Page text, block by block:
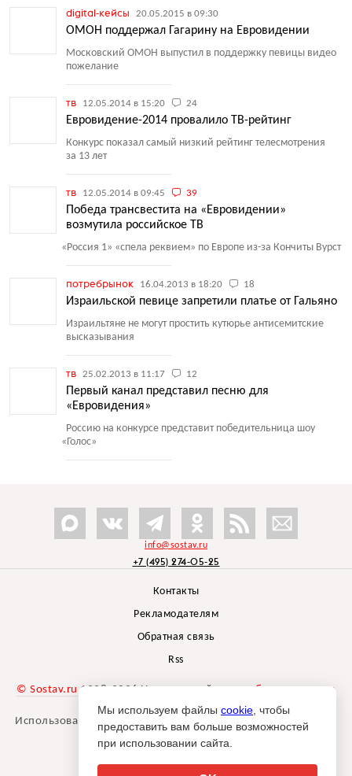
digital-кейсы 20.05.2015 в 09:30
ОМОН поддержал Гагарину на Евровидении
Московский ОМОН выпустил в поддержку певицы видео
пожелание
тв 12.05.2014 в 15:20 24
Евровидение-2014 провалило ТВ-рейтинг
Конкурс показал самый низкий рейтинг телесмотрения
за 13 лет
тв 12.05.2014 в 09:45 39
Победа трансвестита на «Евровидении»
возмутила российское ТВ
«Россия 1» «спела реквием» по Европе из-за Кончиты Вурст
потребрынок 16.04.2013 в 18:20 18
Израильской певице запретили платье от Гальяно
Израильтяне не могут простить кутюрье антисемитские
высказывания
тв 25.02.2013 в 11:17 12
Первый канал представил песню для
«Евровидения»
Россию на конкурсе представит победительница шоу
«Голос»
info@sostav.ru
+7 (495) 274-05-25
Контакты
Рекламодателям
Обратная связь
Rss
© Sostav.ru 1998-2026 Независимый проектбрендингового
агентства Depot
Использование материалов Sostav.ru допустимо только при
указании источника.
Мы используем файлы cookie , чтобы
предоставить вам больше возможностей
при использовании сайта.